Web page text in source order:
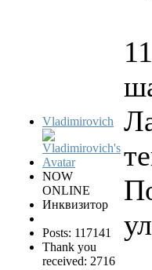
Vladimirovich
NOW
ONLINE
Инквизитор
Posts: 117141
Thank you
received: 2716